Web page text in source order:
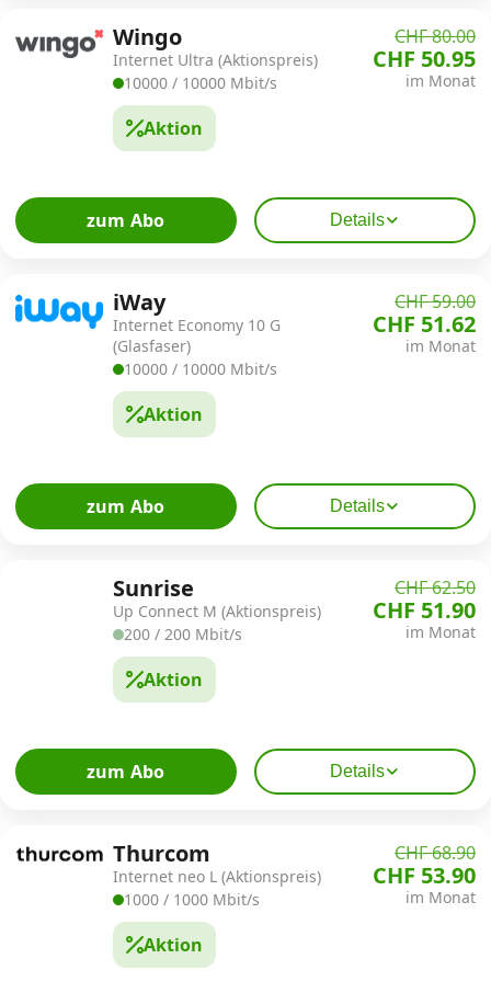
Wingo
Internet Ultra (Aktionspreis)
10000 / 10000 Mbit/s
Aktion
CHF 80.00
CHF 50.95
im Monat
zum Abo Details
iWay
Internet Economy 10 G
(Glasfaser)
10000 / 10000 Mbit/s
Aktion
CHF 59.00
CHF 51.62
im Monat
zum Abo Details
Sunrise
Up Connect M (Aktionspreis)
200 / 200 Mbit/s
Aktion
CHF 62.50
CHF 51.90
im Monat
zum Abo Details
Thurcom
Internet neo L (Aktionspreis)
1000 / 1000 Mbit/s
Aktion
CHF 68.90
CHF 53.90
im Monat